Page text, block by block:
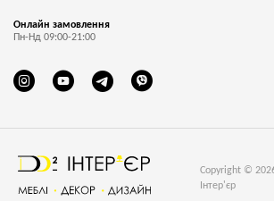
Copyright ©
Інтер'єр
Онлайн замовлення
Пн-Нд 09:00-21:00